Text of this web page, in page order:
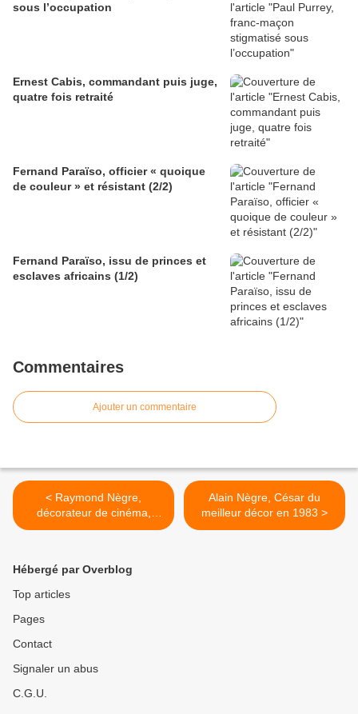
sous l’occupation
Ernest Cabis, commandant puis juge,
quatre fois retraité
Fernand Paraïso, officier « quoique
de couleur » et résistant (2/2)
Fernand Paraïso, issu de princes et
esclaves africains (1/2)
Commentaires
Ajouter un commentaire
< Raymond Nègre,
décorateur de cinéma,
figure des studios de
Alain Nègre, César du
meilleur décor en 1983 >
Hébergé par Overblog
Top articles
Pages
Contact
Signaler un abus
C.G.U.